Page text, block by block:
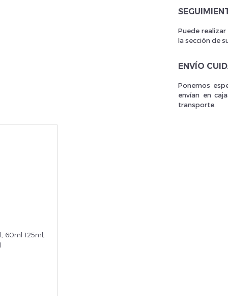
Puede
la sección de
ENVÍO
Ponemos
envían en
transporte.
60ml 125ml,